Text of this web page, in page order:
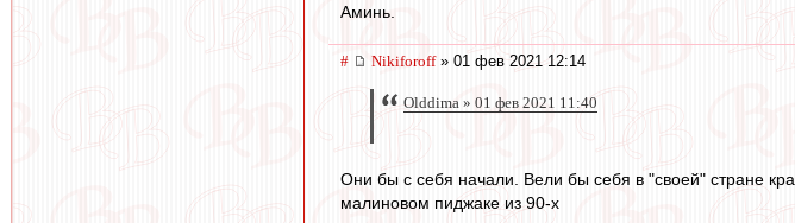
Аминь.
# Nikiforoff» 01 фев 2021 12:14
Olddima » 01 фев 2021 11:40
Они бы с себя начали. Вели бы себя в "своей" стране
малиновом пиджаке из 90-х